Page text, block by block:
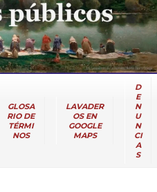
GLOSA
RIO DE
TÉRMI
NOS
LAVADER
OS EN
GOOGLE
MAPS
D
E
N
U
N
CI
A
S